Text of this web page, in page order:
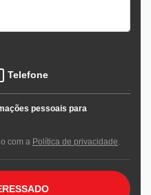
Telefone
pessoais para
com a Política de privacidade.